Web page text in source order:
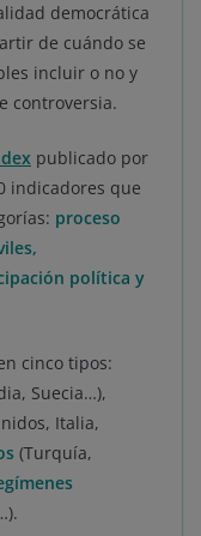
democrática
de cuándo se
incluir o no y
controversia.
publicado por
indicadores que
proceso
política y
cinco tipos:
Suecia…),
Italia,
(Turquía,